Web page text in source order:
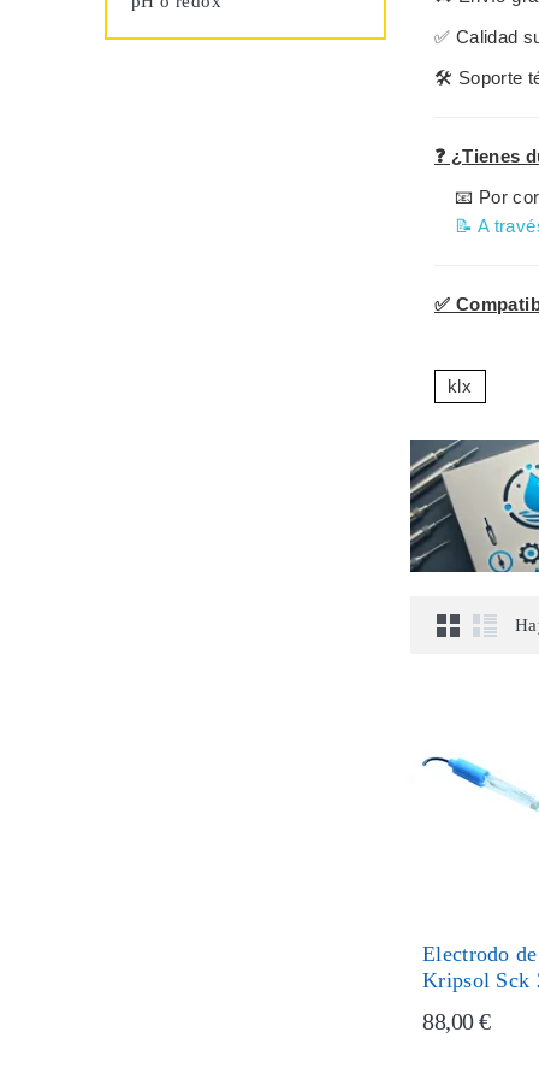
✅ Calidad
🛠️ Soporte
❓ ¿Tienes
📧 Por
📝 A
✅
klx
Electrodo
Kripsol Sck
88,00 €